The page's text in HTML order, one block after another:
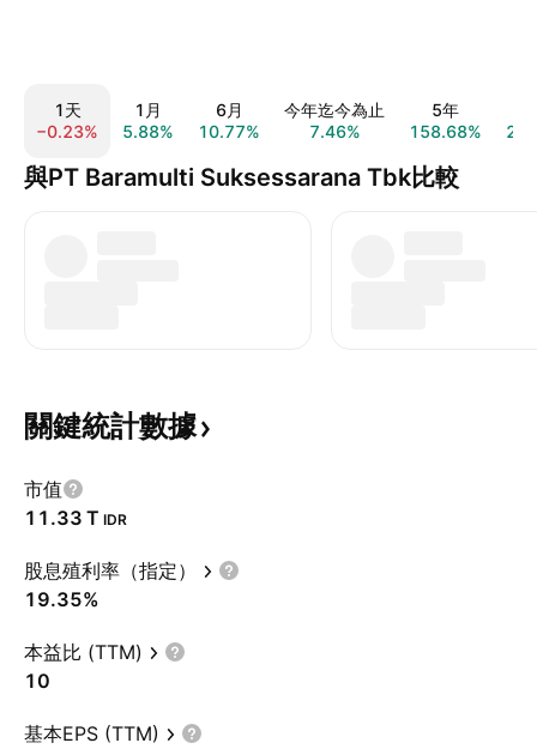
1天
−0.23%
1月
5.88%
6月
10.77%
今年迄今為止
7.46%
5年
158.68%
與PT Baramulti Suksessarana Tbk比較
關鍵統計數據
市值
‪11.33 T‬ IDR
股息殖利率（指定）
19.35%
本益比 (TTM)
10
基本EPS (TTM)